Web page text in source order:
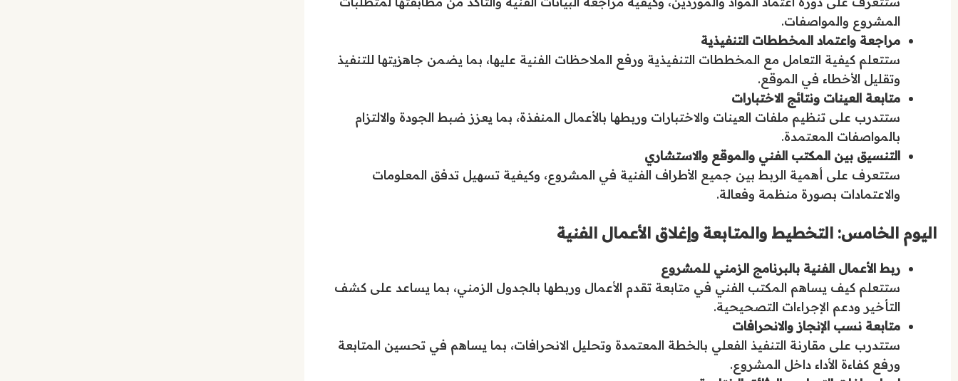
المشروع والمواصفات.
مراجعة واعتماد المخططات التنفيذية
ستتعلم كيفية التعامل مع المخططات التنفيذية ورفع الملاحظات الفنية عليها، بما يضمن جاهزيتها للتنفيذ
وتقليل الأخطاء في الموقع.
متابعة العينات ونتائج الاختبارات
ستتدرب على تنظيم ملفات العينات والاختبارات وربطها بالأعمال المنفذة، بما يعزز ضبط الجودة والالتزام
بالمواصفات المعتمدة.
التنسيق بين المكتب الفني والموقع والاستشاري
ستتعرف على أهمية الربط بين جميع الأطراف الفنية في المشروع، وكيفية تسهيل تدفق المعلومات
والاعتمادات بصورة منظمة وفعالة.
اليوم الخامس: التخطيط والمتابعة وإغلاق الأعمال الفنية
ربط الأعمال الفنية بالبرنامج الزمني للمشروع
ستتعلم كيف يساهم المكتب الفني في متابعة تقدم الأعمال وربطها بالجدول الزمني، بما يساعد على كشف
التأخير ودعم الإجراءات التصحيحية.
متابعة نسب الإنجاز والانحرافات
ستتدرب على مقارنة التنفيذ الفعلي بالخطة المعتمدة وتحليل الانحرافات، بما يساهم في تحسين المتابعة
ورفع كفاءة الأداء داخل المشروع.